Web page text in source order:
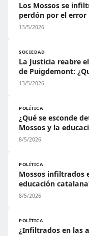
Los Mossos se
perdón por el error
13/5/2026
SOCIEDAD
La Justicia reabre
de Puigdemont:
13/5/2026
POLÍTICA
¿Qué se esconde
Mossos y la
8/5/2026
POLÍTICA
Mossos infiltrados
educación
8/5/2026
POLÍTICA
¿Infiltrados en las